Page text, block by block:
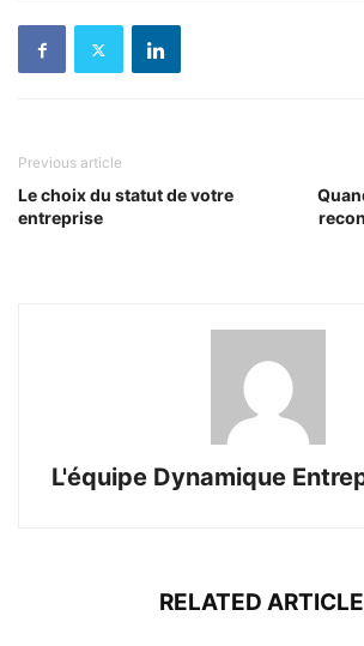
Previous article
Le choix du statut de votre
entreprise
L'équipe Dynamique
RELATED